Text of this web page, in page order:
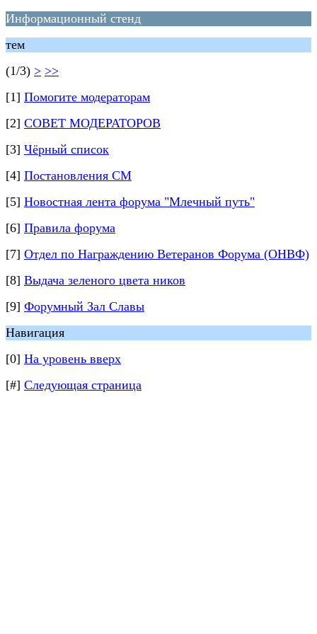
Информационный стенд
тем
(1/3) > >>
[1] Помогите модераторам
[2] СОВЕТ МОДЕРАТОРОВ
[3] Чёрный список
[4] Постановления СМ
[5] Новостная лента форума "Млечный путь"
[6] Правила форума
[7] Отдел по Награждению Ветеранов Форума (ОНВФ)
[8] Выдача зеленого цвета ников
[9] Форумный Зал Славы
Навигация
[0] На уровень вверх
[#] Следующая страница